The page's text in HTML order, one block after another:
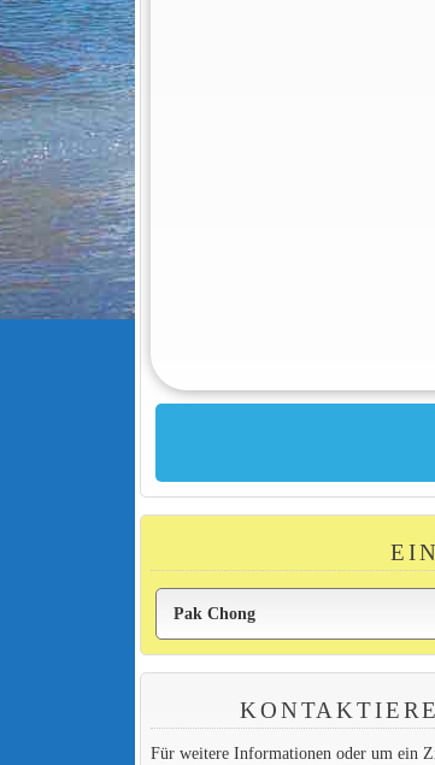
Für weitere Informationen oder um ein